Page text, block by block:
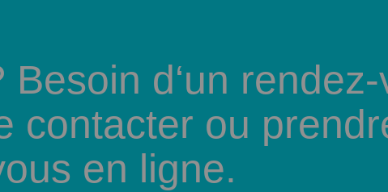
d‘un
contacter ou
en ligne.